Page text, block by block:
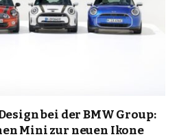
bei der BMW Group:
Mini zur neuen Ikone